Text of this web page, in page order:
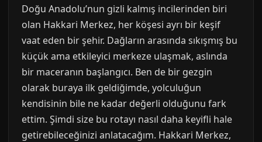
Doğu Anadolu’nun gizli kalmış incilerinden biri
olan Hakkari Merkez, her köşesi ayrı bir keşif
vaat eden bir şehir. Dağların arasında sıkışmış bu
küçük ama etkileyici merkeze ulaşmak, aslında
bir maceranın başlangıcı. Ben de bir gezgin
olarak buraya ilk geldiğimde, yolculuğun
kendisinin bile ne kadar değerli olduğunu fark
ettim. Şimdi size bu rotayı nasıl daha keyifli hale
getirebileceğinizi anlatacağım. Hakkari Merkez,